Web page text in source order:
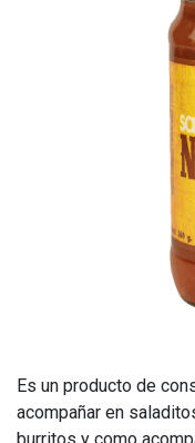
Es un producto de
acompañar en